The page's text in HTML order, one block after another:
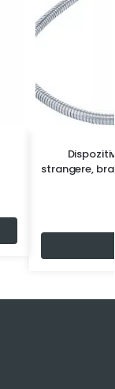
strangere,